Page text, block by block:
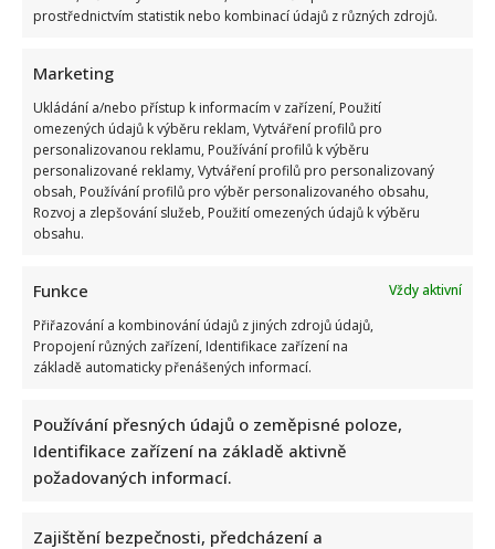
prostřednictvím statistik nebo kombinací údajů z různých zdrojů.
Marketing
Ukládání a/nebo přístup k informacím v zařízení, Použití
omezených údajů k výběru reklam, Vytváření profilů pro
personalizovanou reklamu, Používání profilů k výběru
personalizované reklamy, Vytváření profilů pro personalizovaný
obsah, Používání profilů pro výběr personalizovaného obsahu,
Rozvoj a zlepšování služeb, Použití omezených údajů k výběru
obsahu.
Funkce
Vždy aktivní
Přiřazování a kombinování údajů z jiných zdrojů údajů,
Propojení různých zařízení, Identifikace zařízení na
základě automaticky přenášených informací.
Používání přesných údajů o zeměpisné poloze,
Identifikace zařízení na základě aktivně
požadovaných informací.
Zajištění bezpečnosti, předcházení a